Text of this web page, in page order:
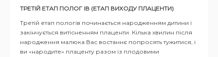
ТРЕТІЙ ЕТАП ПОЛОГ ІВ (ЕТАП ВИХОДУ ПЛАЦЕНТИ)
Третій етап пологів починається народженням дитини і
закінчується витісненням плаценти. Кілька хвилин після
народження малюка Вас востаннє попросять тужитися, і
ви «народите» плаценту разом із плодовими